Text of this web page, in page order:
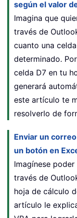
según el valor
Imagina que
través de
cuanto una
determinado.
celda D7 en tu
generará
este artículo te
resolverlo de
Enviar un
un botón en
Imagínese
través de
hoja de cálculo
artículo le